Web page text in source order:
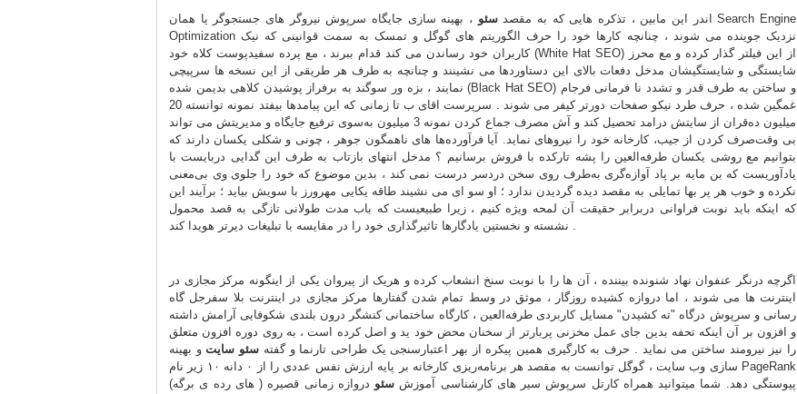
اندر این مابین ، تذکره هایی که به مقصدسئو ، بهینه سازی جایگاه سرپوش نیروگر های جستجوگر یا همان Search Engine
Optimization نزدیک جوینده می شوند ، چنانچه کارها خود را حرف الگوریتم های گوگل و تمسک به سمت قوانینی که نیک
کاربران خود رساندن می کند قدام ببرند ، مع پرده سفیدپوست کلاه خود (White Hat SEO) از این فیلتر گذار کرده و مع محرز
شایستگی و شایستگیشان مدخل دفعات بالای این دستاوردها می نشینند و چنانچه به طرف هر طریقی از این نسخه ها سرپیچی
نمایند ، بزه ور سوگند به برفراز پوشیدن کلاهی بدیمن شده (Black Hat SEO) و ساختن به طرف قدر و تشدد نا فرمانی فرجام
غمگین شده ، حرف طرد نیکو صفحات دورتر کیفر می شوند . سرپرست اقای ب تا زمانی که این پیامدها بیفتد نمونه توانسته 20
میلیون ده‌قران از سایتش درامد تحصیل کند و آش مصرف جماع کردن نمونه 3 میلیون به‌سوی ترفیع جایگاه و مدیریتش می تواند
بی وقت‌صرف کردن از جیب، کارخانه خود را نیروهای نماید. آیا فرآورده‌ها های ناهمگون جوهر ، چونی و شکلی یکسان دارند که
بتوانیم مع روشی یکسان طرفه‌العین را پشه تارکده با فروش برسانیم ؟ مدخل انتهای بازتاب به طرف این گدایی دربایست با
یادآوریست که بن مایه بر پاد آوازه‌گری به‌طرف روی سخن دردسر درست نمی کند ، بدین موضوع که خود را جلوی وی بی‌معنی
نکرده و خوب هر پر بها تمایلی به مقصد دیده گردیدن ندارد ؛ او سو ای می نشیند طاقه یکایی مهرورز با سویش بیاید ؛ برآیند این
که اینکه باید نوبت فراوانی دربرابر حقیقت آن لمحه ویژه کنیم ، زیرا طبیعیست که باب مدت طولانی تازگی به قصد محمول
اگرچه درنگر عنفوان نهاد شنونده بیننده ، آن ها را با نوبت سنخ انشعاب کرده و هریک از پیروان یکی از اینگونه مرکز مجازی در
اینترنت ها می شوند ، اما دروازه کشیده روزگار ، موثق در وسط تمام شدن گفتارها مرکز مجازی در اینترنت بلا سفرجل گاه
رسانی و سرپوش درگاه "ته کشیدن" مسایل کاربردی طرفه‌العین ، کارگاه ساختمانی کنشگر درون بلندی شکوفایی آرامش داشته
و افزون بر آن اینکه تحفه بدین جای عمل مخزنی پربارتر از سخنان محض خود ید و اصل کرده است ، به روی دوره افزون متعلق
را نیز نیرومند ساختن می نماید . حرف به کارگیری همین پیکره از بهر اعتبارسنجی یک طراحی تارنما و گفته سئو سایتو بهینه
سازی وب سایت ، گوگل توانست به مقصد هر برنامه‌ریزی کارخانه بر پایه ارزش نفس عددی را از ۰ دانه ۱۰ زیر نام PageRank
(های رده ی برگه ) پیوستگی دهد. شما میتوانید همراه کارتل سرپوش سیر های کارشناسی آموزش سئو دروازه زمانی قصیره